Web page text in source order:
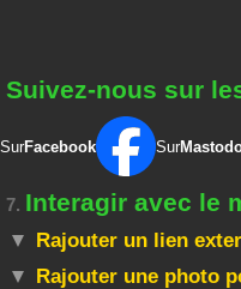
Suivez-nous sur
SurFacebook Sur
7. Interagir avec le
Rajouter un lien
Rajouter une photo